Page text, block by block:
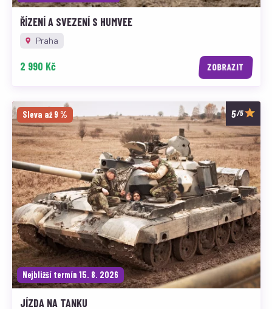
ŘÍZENÍ A SVEZENÍ S HUMVEE
Praha
2 990 Kč ZOBRAZIT
Sleva až 9 % /5
Nejbližší termín 15. 8. 2026
JÍZDA NA TANKU